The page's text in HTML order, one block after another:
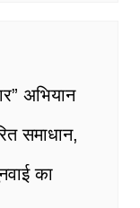
अभियान
समाधान,
का